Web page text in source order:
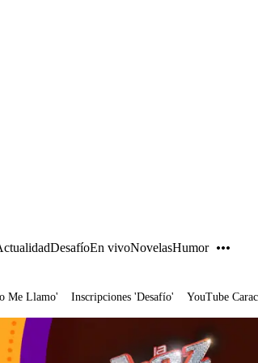
DesafíoEn vivoNovelasHumor
Me Llamo' Inscripciones 'Desafío' YouTube